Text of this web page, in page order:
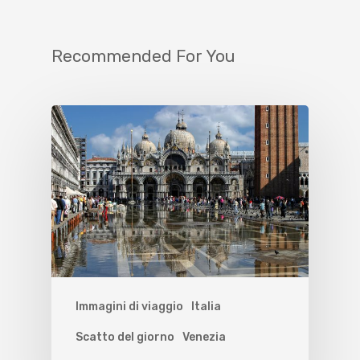
Recommended For You
Immagini di viaggio Italia
Scatto del giorno Venezia